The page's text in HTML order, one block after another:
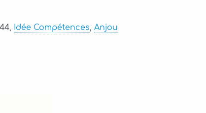
Idée Compétences, Anjou